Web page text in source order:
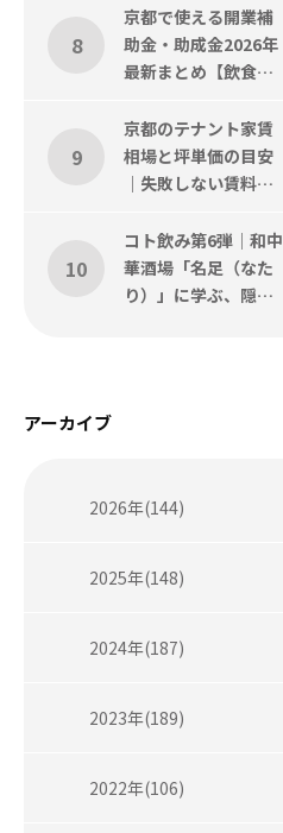
京都で使える開業補
助金・助成金2026年
最新まとめ【飲食
京都のテナント家賃
相場と坪単価の目安
｜失敗しない賃料の
コト飲み第6弾｜和中
華酒場「名足（なた
り）」に学ぶ、隠れ
アーカイブ
2026年(144)
2025年(148)
2024年(187)
2023年(189)
2022年(106)